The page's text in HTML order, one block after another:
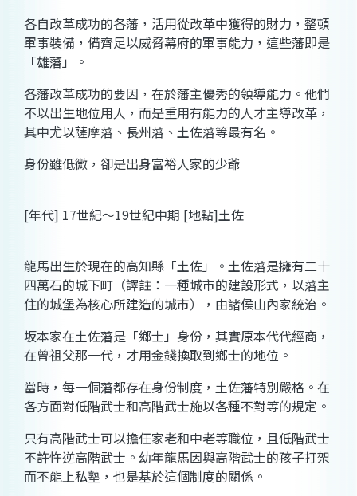
各自改革成功的各藩，活用從改革中獲得的財力，整頓
軍事裝備，備齊足以威脅幕府的軍事能力，這些藩即是
「雄藩」。
各藩改革成功的要因，在於藩主優秀的領導能力。他們
不以出生地位用人，而是重用有能力的人才主導改革，
其中尤以薩摩藩、長州藩、土佐藩等最有名。
身份雖低微，卻是出身富裕人家的少爺
[年代] 17世紀～19世紀中期 [地點]土佐
龍馬出生於現在的高知縣「土佐」。土佐藩是擁有二十
四萬石的城下町（譯註：一種城市的建設形式，以藩主
住的城堡為核心所建造的城市），由諸侯山內家統治。
坂本家在土佐藩是「鄉士」身份，其實原本代代經商，
在曾祖父那一代，才用金錢換取到鄉士的地位。
當時，每一個藩都存在身份制度，土佐藩特別嚴格。在
各方面對低階武士和高階武士施以各種不對等的規定。
只有高階武士可以擔任家老和中老等職位，且低階武士
不許忤逆高階武士。幼年龍馬因與高階武士的孩子打架
而不能上私塾，也是基於這個制度的關係。